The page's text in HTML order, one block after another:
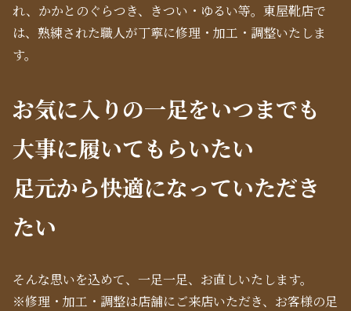
れ、かかとのぐらつき、きつい・ゆるい等。東屋靴店で
は、熟練された職人が丁寧に修理・加工・調整いたしま
す。
お気に入りの一足をいつまでも
大事に履いてもらいたい
足元から快適になっていただき
たい
そんな思いを込めて、一足一足、お直しいたします。
※修理・加工・調整は店舗にご来店いただき、お客様の足